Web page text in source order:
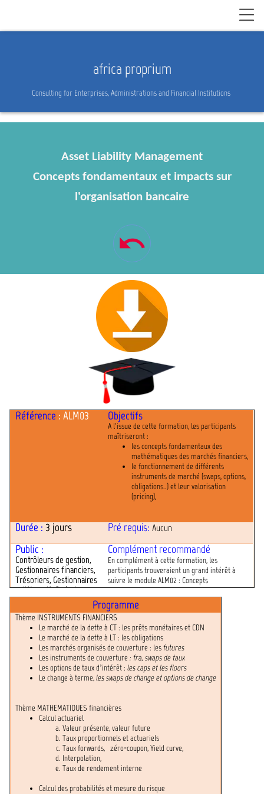
africa proprium
Consulting for Enterprises, Administrations and Financial Institutions
Asset Liability Management
Concepts fondamentaux et impacts sur
l'organisation bancaire
undo
Référence : ALM03 Objectifs
A l'issue de cette formation, les participants
maîtriseront :
les concepts fondamentaux des
mathématiques des marchés financiers,
le fonctionnement de différents
instruments de marché (swaps, options,
obligations..) et leur valorisation
(pricing),
Durée : 3 jours Pré requis: Aucun
Public :
Contrôleurs de gestion,
Gestionnaires financiers,
Trésoriers, Gestionnaires
actif/passif, Opérateurs
de front-office,
Auditeurs
Complément recommandé
En complément à cette formation, les
participants trouveraient un grand intérêt à
suivre le module ALM02 : Concepts
fondamentaux de l’ALM et impacts sur
l’organisation bancaire.
Frais pédagogiques: 500 000
Lieu : à la discrétion de l’entreprise
Programme
Thème INSTRUMENTS FINANCIERS
Le marché de la dette à CT : les prêts monétaires et CDN
Le marché de la dette à LT : les obligations
Les marchés organisés de couverture : lesfutures
Les instruments de couverture : fra, swaps de taux
Les options de taux d’intérêt : les caps et les floors
Le change à terme,les swaps de change et options de change
Thème MATHEMATIQUES financières
Calcul actuariel
Valeur présente, valeur future
Taux proportionnels et actuariels
Taux forwards, zéro-coupon, Yield curve,
Interpolation,
Taux de rendement interne
Calcul des probabilités et mesure du risque